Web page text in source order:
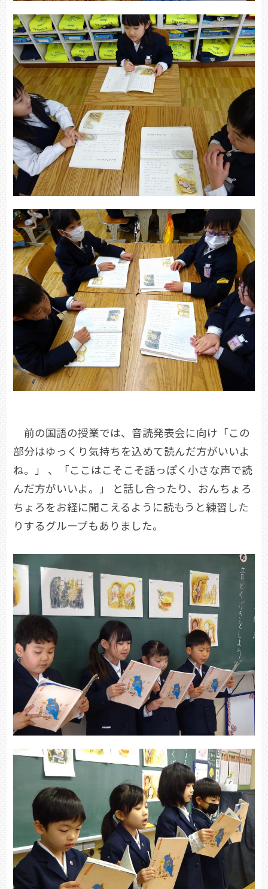
前の国語の授業では、音読発表会に向け「この
部分はゆっくり気持ちを込めて読んだ方がいいよ
ね。」 、「ここはこそこそ話っぽく小さな声で読
んだ方がいいよ。」 と話し合ったり、おんちょろ
ちょろをお経に聞こえるように読もうと練習した
りするグループもありました。